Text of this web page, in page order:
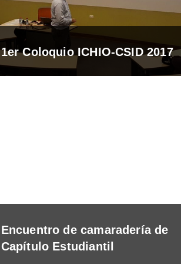
1er Coloquio ICHIO-CSID 2017
Encuentro de camaradería de
Capítulo Estudiantil